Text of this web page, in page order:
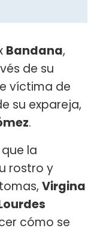
Bandana,
de su
víctima de
su expareja,
.
la
rostro y
Virgina
cómo se